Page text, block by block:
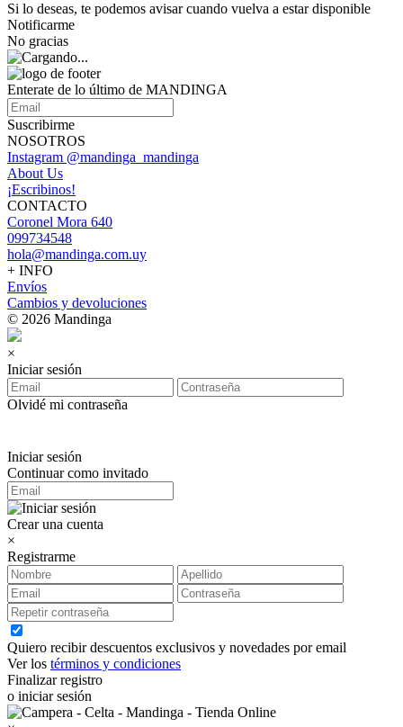
Si lo deseas, te podemos avisar cuando vuelva a estar disponible
Notificarme
No gracias
Enterate de lo último de MANDINGA
Suscribirme
NOSOTROS
Instagram @mandinga_mandinga
About Us
¡Escribinos!
CONTACTO
Coronel Mora 640
099734548
hola@mandinga.com.uy
+ INFO
Envíos
Cambios y devoluciones
© 2026 Mandinga
×
Iniciar sesión
Olvidé mi contraseña
Iniciar sesión
Continuar como invitado
Crear una cuenta
×
Registrarme
Quiero recibir descuentos exclusivos y novedades por email
Ver los términos y condiciones
Finalizar registro
o iniciar sesión